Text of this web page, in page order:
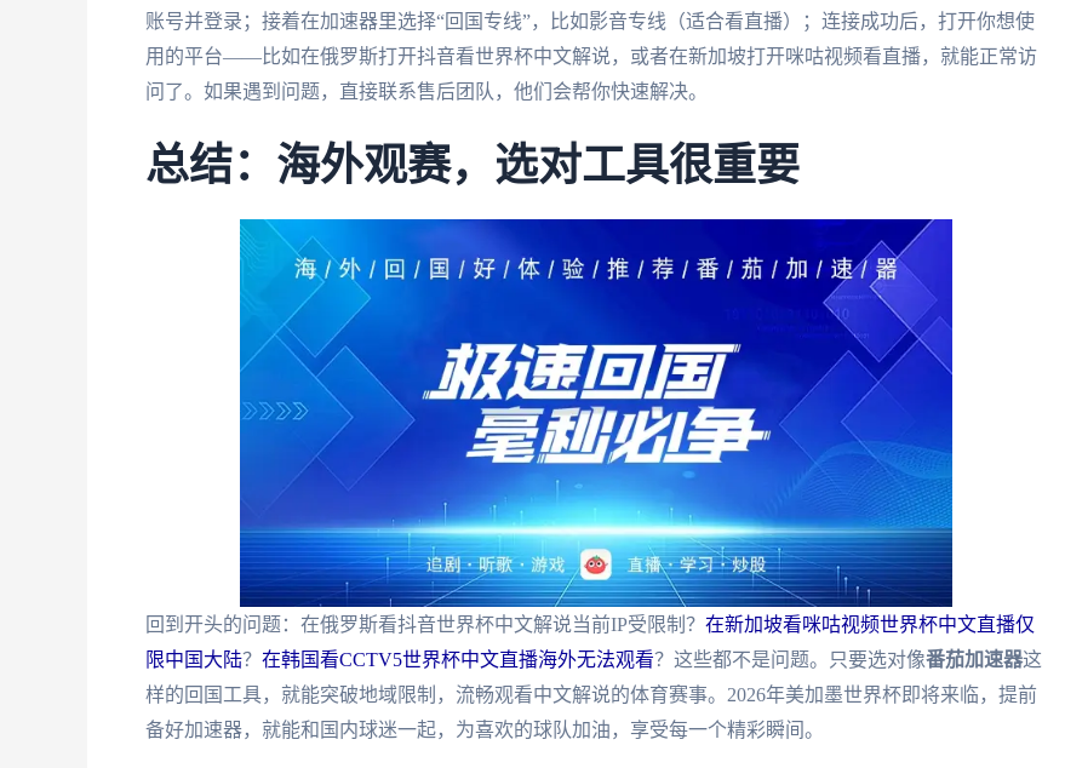
账号并登录；接着在加速器里选择“回国专线”，比如影音专线（适合看直播）；连接成功后，打开你想使
用的平台——比如在俄罗斯打开抖音看世界杯中文解说，或者在新加坡打开咪咕视频看直播，就能正常访
问了。如果遇到问题，直接联系售后团队，他们会帮你快速解决。
总结：海外观赛，选对工具很重要
回到开头的问题：在俄罗斯看抖音世界杯中文解说当前IP受限制？ 在新加坡看咪咕视频世界杯中文直播仅
限中国大陆？ 在韩国看CCTV5世界杯中文直播海外无法观看？这些都不是问题。只要选对像番茄加速器这
样的回国工具，就能突破地域限制，流畅观看中文解说的体育赛事。2026年美加墨世界杯即将来临，提前
备好加速器，就能和国内球迷一起，为喜欢的球队加油，享受每一个精彩瞬间。